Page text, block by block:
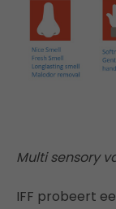
Multi sensory
IFF probeert